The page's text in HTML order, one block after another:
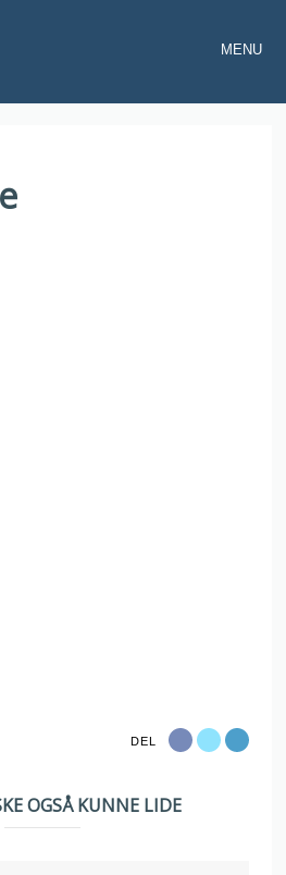
MENU
DEL
OGSÅ KUNNE LIDE